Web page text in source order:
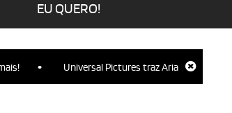
EU QUERO!
• Universal Pictures traz Ariana Grande,